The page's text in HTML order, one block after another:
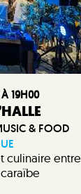
19H00
& FOOD
culinaire entre